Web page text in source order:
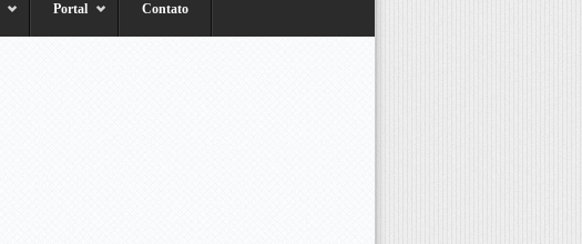
Portal Contato